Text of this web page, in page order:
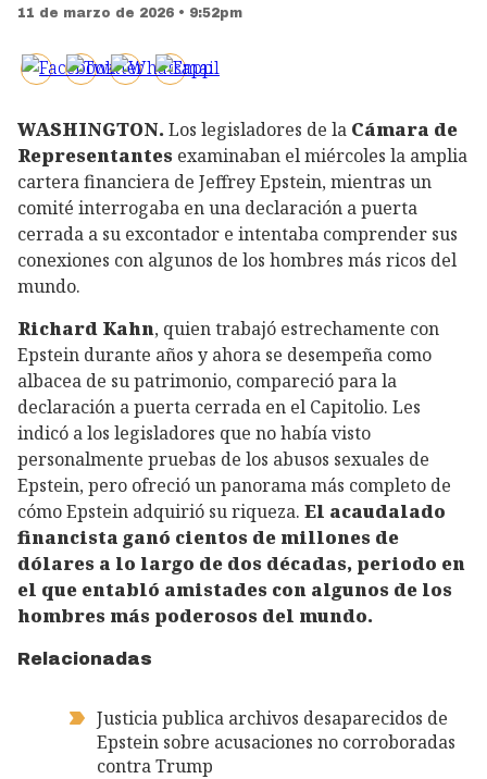
11 de marzo de 2026 • 9:52pm
WASHINGTON. Los legisladores de la Cámara de
Representantes examinaban el miércoles la amplia
cartera financiera de Jeffrey Epstein, mientras un
comité interrogaba en una declaración a puerta
cerrada a su excontador e intentaba comprender sus
conexiones con algunos de los hombres más ricos del
mundo.
Richard Kahn, quien trabajó estrechamente con
Epstein durante años y ahora se desempeña como
albacea de su patrimonio, compareció para la
declaración a puerta cerrada en el Capitolio. Les
indicó a los legisladores que no había visto
personalmente pruebas de los abusos sexuales de
Epstein, pero ofreció un panorama más completo de
cómo Epstein adquirió su riqueza. El acaudalado
financista ganó cientos de millones de
dólares a lo largo de dos décadas, periodo en
el que entabló amistades con algunos de los
hombres más poderosos del mundo.
Relacionadas
Justicia publica archivos desaparecidos de
Epstein sobre acusaciones no corroboradas
contra Trump